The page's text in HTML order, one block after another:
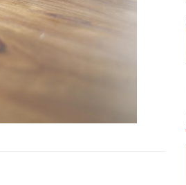
Les médicaments GLP-1